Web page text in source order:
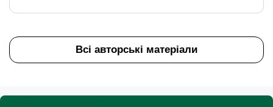
Всі авторські матеріали